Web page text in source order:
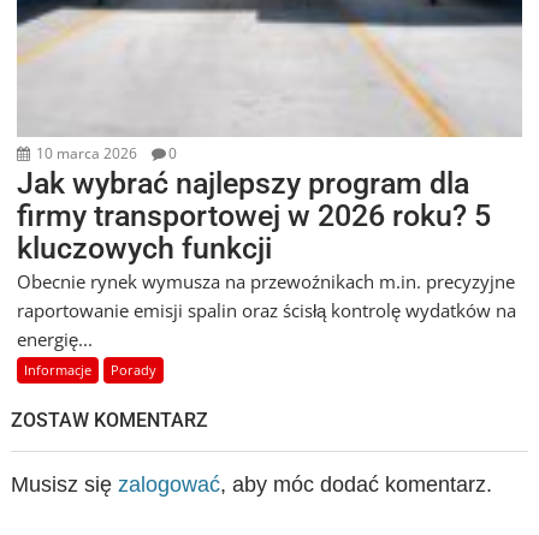
10 marca 2026 0
Jak wybrać najlepszy program dla
firmy transportowej w 2026 roku? 5
kluczowych funkcji
Obecnie rynek wymusza na przewoźnikach m.in. precyzyjne
raportowanie emisji spalin oraz ścisłą kontrolę wydatków na
energię...
Informacje Porady
ZOSTAW KOMENTARZ
Musisz sięzalogować, aby móc dodać komentarz.